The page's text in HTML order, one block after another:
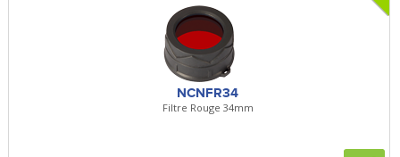
NCNFR34
Filtre Rouge 34mm